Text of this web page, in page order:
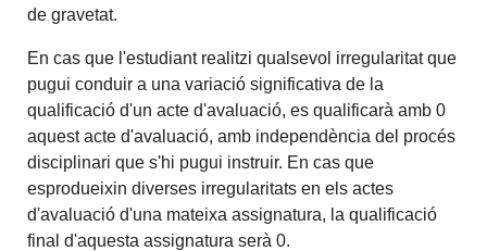
de gravetat.
En cas que l'estudiant realitzi qualsevol irregularitat que
pugui conduir a una variació significativa de la
qualificació d'un acte d'avaluació, es qualificarà amb 0
aquest acte d'avaluació, amb independència del procés
disciplinari que s'hi pugui instruir. En cas que
esprodueixin diverses irregularitats en els actes
d'avaluació d'una mateixa assignatura, la qualificació
final d'aquesta assignatura serà 0.